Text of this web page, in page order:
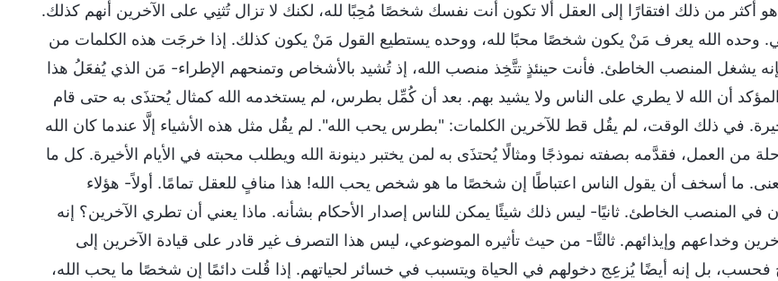
أكثر من ذلك افتقارًا إلى العقل ألا تكون أنت نفسك شخصًا مُحِبًا لله، لكنك لا تزال تُثنِي على الآخرين أنهم كذلك.
وحده الله يعرف مَنْ يكون شخصًا محبًا لله، ووحده يستطيع القول مَنْ يكون كذلك. إذا خرجَت هذه الكلمات من
يشغل المنصب الخاطئ. فأنت حينئذٍ تتَّخِذ منصب الله، إذ تُشيد بالأشخاص وتمنحهم الإطراء- مَن الذي يُفعَلُ هذا
أن الله لا يطري على الناس ولا يشيد بهم. بعد أن كُمِّل بطرس، لم يستخدمه الله كمثال يُحتذَى به حتى قام
في ذلك الوقت، لم يقُل قط للآخرين الكلمات: "بطرس يحب الله". لم يقُل مثل هذه الأشياء إلَّا عندما كان الله
من العمل، فقدَّمه بصفته نموذجًا ومثالًا يُحتذَى به لمن يختبر دينونة الله ويطلب محبته في الأيام الأخيرة. كل ما
ما أسخف أن يقول الناس اعتباطًا إن شخصًا ما هو شخص يحب الله! هذا منافٍ للعقل تمامًا. أولاً- هؤلاء
في المنصب الخاطئ. ثانيًا- ليس ذلك شيئًا يمكن للناس إصدار الأحكام بشأنه. ماذا يعني أن تطري الآخرين؟ إنه
وخداعهم وإيذائهم. ثالثًا- من حيث تأثيره الموضوعي، ليس هذا التصرف غير قادر على قيادة الآخرين إلى
فحسب، بل إنه أيضًا يُزعِج دخولهم في الحياة ويتسبب في خسائر لحياتهم. إذا قُلت دائمًا إن شخصًا ما يحب الله،